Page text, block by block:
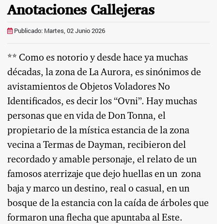
Anotaciones Callejeras
Publicado: Martes, 02 Junio 2026
** Como es notorio y desde hace ya muchas
décadas, la zona de La Aurora, es sinónimos de
avistamientos de Objetos Voladores No
Identificados, es decir los “Ovni”. Hay muchas
personas que en vida de Don Tonna, el
propietario de la mística estancia de la zona
vecina a Termas de Dayman, recibieron del
recordado y amable personaje, el relato de un
famosos aterrizaje que dejo huellas en un zona
baja y marco un destino, real o casual, en un
bosque de la estancia con la caída de árboles que
formaron una flecha que apuntaba al Este.